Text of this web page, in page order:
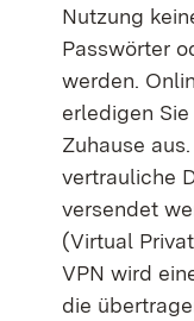
Nutzung
Passwörter
werden.
erledigen
Zuhause
vertrauliche
versendet
(Virtual
VPN wird
die